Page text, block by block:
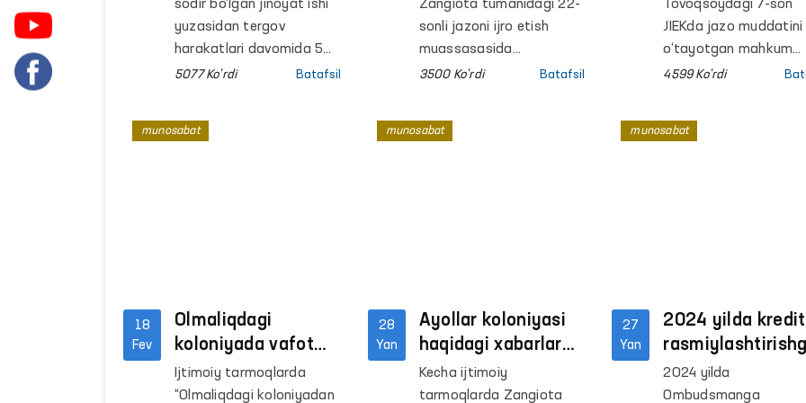
Ombudsman
nazoratiga olindi
sodir bo‘lgan jinoyat ishi
yuzasidan tergov
harakatlari davomida 50
yoshli fermer Toxir Xaitov
etgani haqidagi xabarlar
5077 Ko'rdi Batafsil
Zangiota tumanidagi 22-
sonli jazoni ijro etish
muassasasida
“Ombudsman qutisi”
maʼmuriyati tomonidan
3500 Ko'rdi Batafsil
Tovoqsoydagi 7-son
JIEKda jazo muddatini
o‘tayotgan mahkum
M.T.ning vafot etgani
4599 Ko'rdi
18
Fev
Olmaliqdagi
koloniyada vafot
etgan mahkum
holati Ombudsman
Ijtimoiy tarmoqlarda
“Olmaliqdagi koloniyadan
munosabat
28
Yan
Ayollar koloniyasi
haqidagi xabarlar
joyiga chiqib
o‘rganildi
Kecha ijtimoiy
tarmoqlarda Zangiota
munosabat
27
Yan
2024 yilda kredit
oid firibgarlik
holatlari 42 %ga
2024 yilda
Ombudsmanga
munosabat